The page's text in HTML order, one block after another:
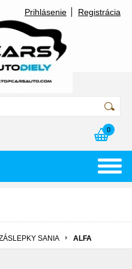
Prihlásenie Registrácia
0
SANIA ALFA